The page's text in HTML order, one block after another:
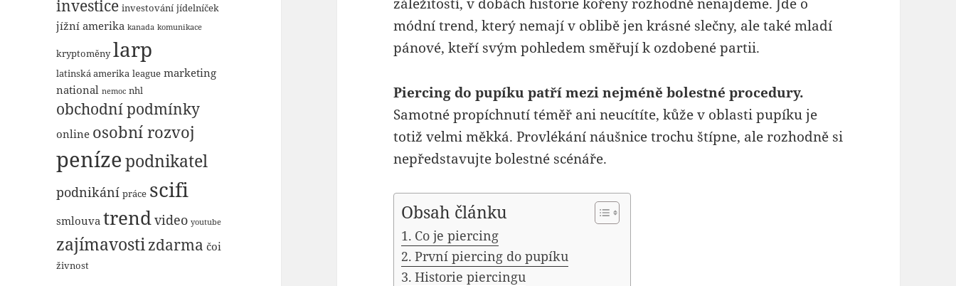
investice investování jídelníček
jížní amerika kanada komunikace
kryptoměny larp
latinská amerika league marketing
national nemoc nhl
obchodní podmínky
online osobní rozvoj
penízepodnikatel
podnikání práce scifi
smlouva trendvideo youtube
zajímavostizdarma čoi
živnost
módní trend, který nemají v oblibě jen krásné slečny, ale také mladí
pánové, kteří svým pohledem směřují k ozdobené partii.
Piercing do pupíku patří mezi nejméně bolestné procedury.
Samotné propíchnutí téměř ani neucítíte, kůže v oblasti pupíku je
totiž velmi měkká. Provlékání náušnice trochu štípne, ale rozhodně si
nepředstavujte bolestné scénáře.
Obsah článku
Co je piercing
První piercing do pupíku
Historie piercingu